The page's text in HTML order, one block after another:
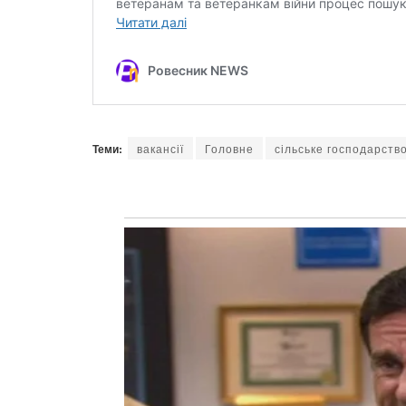
Теми: вакансії Головне сільське